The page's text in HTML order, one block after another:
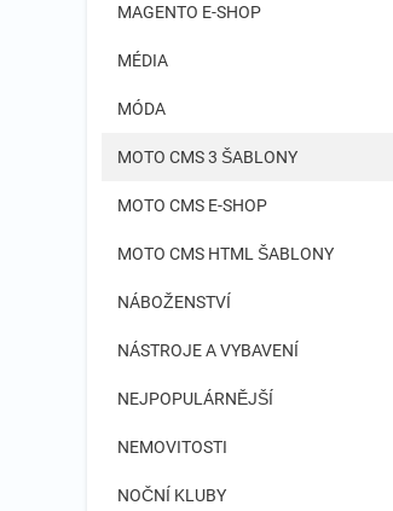
MAGENTO E-SHOP
MÉDIA
MÓDA
MOTO CMS 3 ŠABLONY
MOTO CMS E-SHOP
MOTO CMS HTML ŠABLONY
NÁBOŽENSTVÍ
NÁSTROJE A VYBAVENÍ
NEJPOPULÁRNĚJŠÍ
NEMOVITOSTI
NOČNÍ KLUBY